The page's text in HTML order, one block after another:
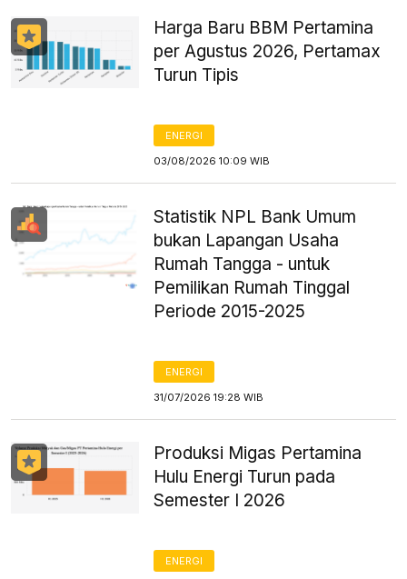
Harga Baru BBM Pertamina
per Agustus 2026, Pertamax
Turun Tipis
ENERGI
03/08/2026 10:09 WIB
Statistik NPL Bank Umum
bukan Lapangan Usaha
Rumah Tangga - untuk
Pemilikan Rumah Tinggal
Periode 2015-2025
ENERGI
31/07/2026 19:28 WIB
Produksi Migas Pertamina
Hulu Energi Turun pada
Semester I 2026
ENERGI